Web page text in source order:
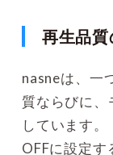
再生品質
nasneは、一
質ならびに
しています。
OFFに設定す